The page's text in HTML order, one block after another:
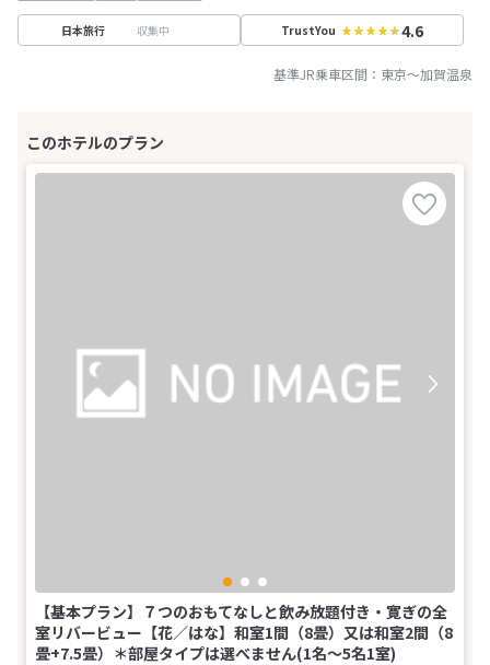
日本旅行 収集中 TrustYou 4.6
基準JR乗車区間： 東京～加賀温泉
【基本プラン】７つのおもてなしと飲み放題付き・寛ぎの全
室リバービュー【花／はな】和室1間（8畳）又は和室2間（8
畳+7.5畳）＊部屋タイプは選べません(1名～5名1室)